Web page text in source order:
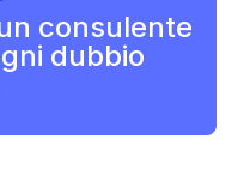
consulente
dubbio